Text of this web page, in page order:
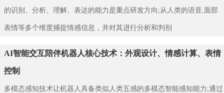
的识别、分析、理解、表达的能力是重点研发方向;从人类的语音,面部
表情等多个维度捕捉情感信息，并对其进行分析和判别
AI智能交互陪伴机器人核心技术：外观设计、情感计算、表情
控制
多模态感知技术让机器人具备类似人类五感的多模态智能感知能力;通过